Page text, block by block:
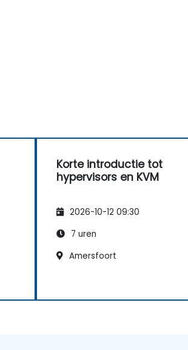
Korte introductie tot
hypervisors en KVM
2026-10-12 09:30
7 uren
Amersfoort